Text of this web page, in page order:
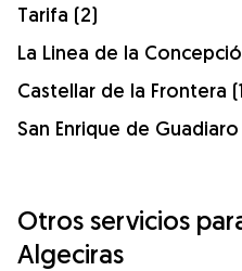
Tarifa (2)
La Linea de la
Castellar de la Frontera
San Enrique de Guadiaro
Otros servicios
Algeciras